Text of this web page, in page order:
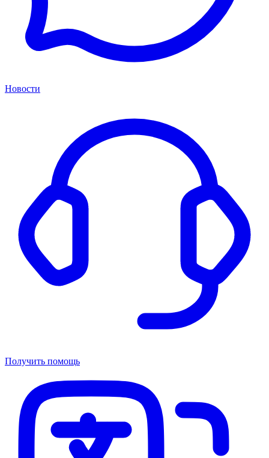
Новости
Получить помощь